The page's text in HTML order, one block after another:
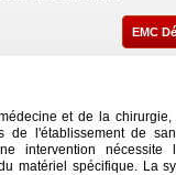
EMC
et de la
de l'établissement de
intervention
matériel spécifique. La